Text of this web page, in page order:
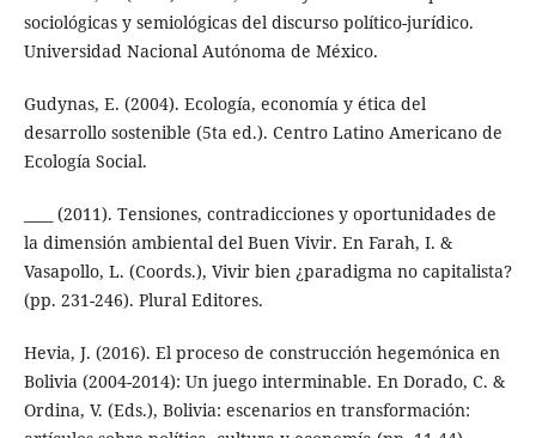
sociológicas y semiológicas del discurso político-jurídico.
Universidad Nacional Autónoma de México.
Gudynas, E. (2004). Ecología, economía y ética del
desarrollo sostenible (5ta ed.). Centro Latino Americano de
Ecología Social.
____ (2011). Tensiones, contradicciones y oportunidades de
la dimensión ambiental del Buen Vivir. En Farah, I. &
Vasapollo, L. (Coords.), Vivir bien ¿paradigma no capitalista?
(pp. 231-246). Plural Editores.
Hevia, J. (2016). El proceso de construcción hegemónica en
Bolivia (2004-2014): Un juego interminable. En Dorado, C. &
Ordina, V. (Eds.), Bolivia: escenarios en transformación: